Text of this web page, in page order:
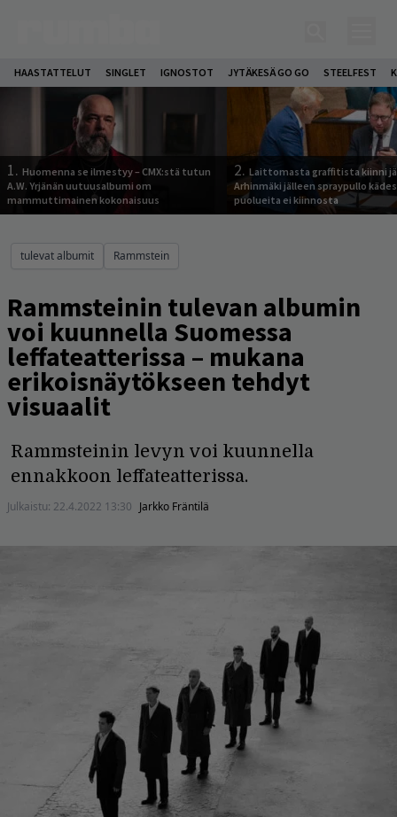
HAASTATTELUT SINGLET IGNOSTOT JYTÄKESÄ GO GO STEELFEST
1. Huomenna se ilmestyy – CMX:stä tutun
A.W. Yrjänän uutuusalbumi om
mammuttimainen kokonaisuus
2. Laittomasta graffitista kiinni
Arhinmäki jälleen spraypullo
puolueita ei kiinnosta
tulevat albumit Rammstein
Rammsteinin tulevan albumin
voi kuunnella Suomessa
leffateatterissa – mukana
erikoisnäytökseen tehdyt
visuaalit
Rammsteinin levyn voi kuunnella
ennakkoon leffateatterissa.
Julkaistu: 22.4.2022 13:30 Jarkko Fräntilä